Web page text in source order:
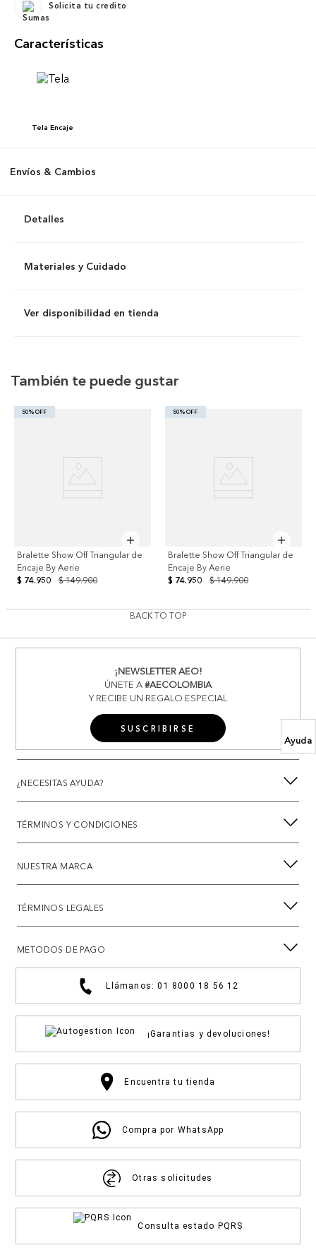
Ayuda
Solicita tu credito
Características
Tela Encaje
Envíos & Cambios
Detalles
Materiales y Cuidado
Ver disponibilidad en tienda
También te puede gustar
50% OFF
Bralette Show Off Triangular de
Encaje By Aerie
$ 149.900
$ 74.950
50% OFF
Bralette Show Off Triangular de
Encaje By Aerie
$ 149.900
$ 74.950
BACK TO TOP
¡NEWSLETTER AEO!
ÚNETE A#AECOLOMBIA
Y RECIBE UN REGALO ESPECIAL
SUSCRIBIRSE
¿NECESITAS AYUDA?
TÉRMINOS Y CONDICIONES
NUESTRA MARCA
TÉRMINOS LEGALES
METODOS DE PAGO
Llámanos: 01 8000 18 56 12
¡Garantias y devoluciones!
Encuentra tu tienda
Compra por WhatsApp
Otras solicitudes
Consulta estado PQRS